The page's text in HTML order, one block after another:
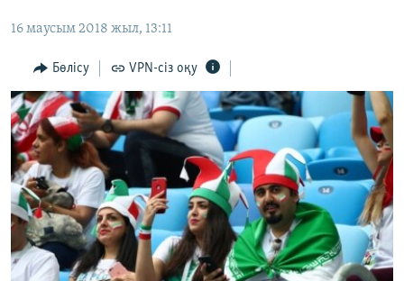
main
Navigation
to
Search
АДАМ ҚҰҚЫҚТАРЫ
ӘЛЕУМЕТ
ӘЛЕМ
АРНАЙЫ ЖОБАЛАР
Русский
ЖАЗЫЛЫҢЫЗ
16 маусым 2018 жыл, 13:11
Бөлісу VPN-сіз оқу